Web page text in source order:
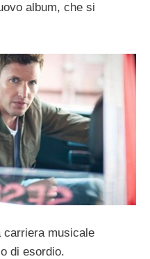
album, che si
carriera musicale
di esordio.